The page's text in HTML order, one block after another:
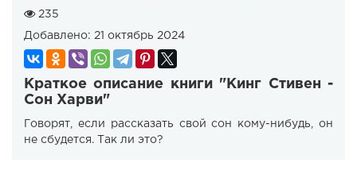
235
Добавлено: 21 октябрь 2024
Краткое описание книги "Кинг Стивен -
Сон Харви"
Говорят, если рассказать свой сон кому-нибудь, он
не сбудется. Так ли это?